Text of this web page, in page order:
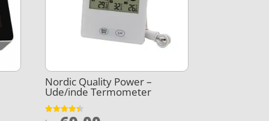
Nordic Quality Power –
Ude/inde Termometer
Vurderet